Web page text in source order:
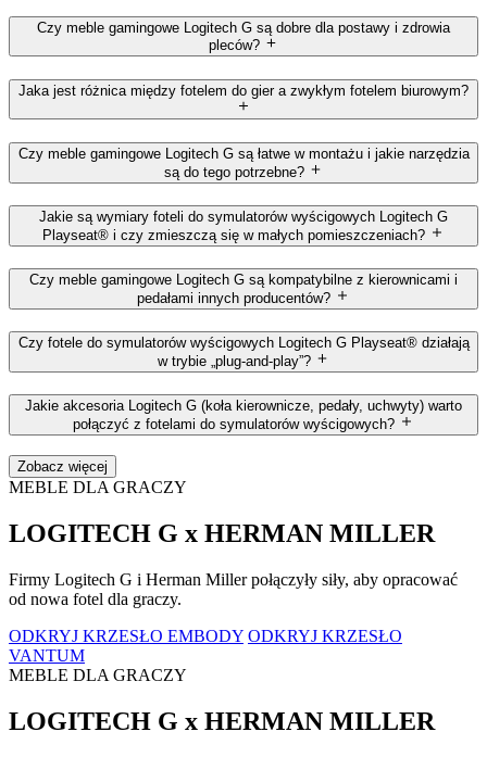
Czy meble gamingowe Logitech G są dobre dla postawy i zdrowia
pleców?
Jaka jest różnica między fotelem do gier a zwykłym fotelem biurowym?
Czy meble gamingowe Logitech G są łatwe w montażu i jakie narzędzia
są do tego potrzebne?
Jakie są wymiary foteli do symulatorów wyścigowych Logitech G
Playseat® i czy zmieszczą się w małych pomieszczeniach?
Czy meble gamingowe Logitech G są kompatybilne z kierownicami i
pedałami innych producentów?
Czy fotele do symulatorów wyścigowych Logitech G Playseat® działają
w trybie „plug-and-play”?
Jakie akcesoria Logitech G (koła kierownicze, pedały, uchwyty) warto
połączyć z fotelami do symulatorów wyścigowych?
Zobacz więcej
MEBLE DLA GRACZY
LOGITECH G x HERMAN MILLER
Firmy Logitech G i Herman Miller połączyły siły, aby opracować
od nowa fotel dla graczy.
ODKRYJ KRZESŁO EMBODY ODKRYJ KRZESŁO
VANTUM
MEBLE DLA GRACZY
LOGITECH G x HERMAN MILLER